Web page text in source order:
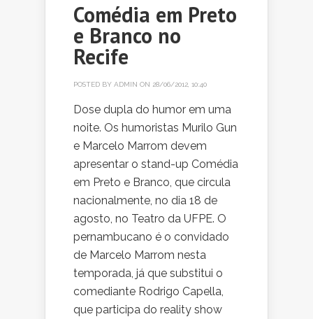
Comédia em Preto
e Branco no
Recife
POSTED BY ADMIN ON 28/06/2012, 10:40
Dose dupla do humor em uma
noite. Os humoristas Murilo Gun
e Marcelo Marrom devem
apresentar o stand-up Comédia
em Preto e Branco, que circula
nacionalmente, no dia 18 de
agosto, no Teatro da UFPE. O
pernambucano é o convidado
de Marcelo Marrom nesta
temporada, já que substitui o
comediante Rodrigo Capella,
que participa do reality show